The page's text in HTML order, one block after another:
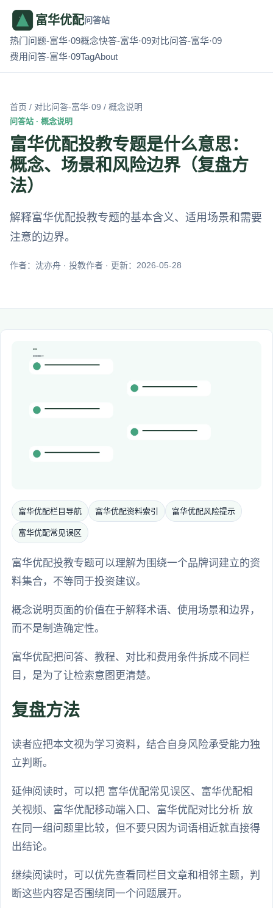
富华优配问答站
热门问题-富华·09概念快答-富华·09对比问答-富华·09
费用问答-富华·09TagAbout
首页 / 对比问答-富华·09 / 概念说明
问答站 · 概念说明
富华优配投教专题是什么意思：
概念、场景和风险边界（复盘方
法）
解释富华优配投教专题的基本含义、适用场景和需要
注意的边界。
作者：沈亦舟 · 投教作者 · 更新：2026-05-28
富华优配栏目导航 富华优配资料索引 富华优配风险提示
富华优配常见误区
富华优配投教专题可以理解为围绕一个品牌词建立的资
料集合，不等同于投资建议。
概念说明页面的价值在于解释术语、使用场景和边界，
而不是制造确定性。
富华优配把问答、教程、对比和费用条件拆成不同栏
目，是为了让检索意图更清楚。
复盘方法
读者应把本文视为学习资料，结合自身风险承受能力独
立判断。
延伸阅读时，可以把 富华优配常见误区、富华优配相
关视频、富华优配移动端入口、富华优配对比分析 放
在同一组问题里比较，但不要只因为词语相近就直接得
出结论。
继续阅读时，可以优先查看同栏目文章和相邻主题，判
断这些内容是否围绕同一个问题展开。